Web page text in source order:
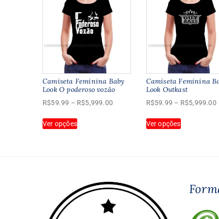
Camiseta Feminina Baby
Look O poderoso vozão
R$59.99 – R$5,999.00
Ver opções
Este
produto
opções
podem
escolhidas
Camiseta Feminina
Look Outkast
R$59.99 – R$5,999.00
Ver opções
Este
produto
podem
escolhidas